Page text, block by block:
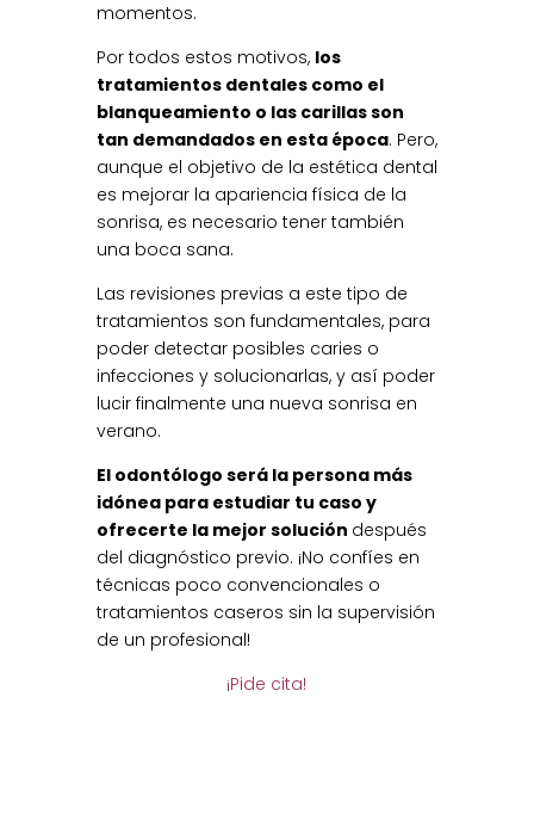
momentos.
Por todos estos motivos, los
tratamientos dentales como el
blanqueamiento o las carillas son
tan demandados en esta época. Pero,
aunque el objetivo de la estética dental
es mejorar la apariencia física de la
sonrisa, es necesario tener también
una boca sana.
Las revisiones previas a este tipo de
tratamientos son fundamentales, para
poder detectar posibles caries o
infecciones y solucionarlas, y así poder
lucir finalmente una nueva sonrisa en
verano.
El odontólogo será la persona más
idónea para estudiar tu caso y
ofrecerte la mejor solución después
del diagnóstico previo. ¡No confíes en
técnicas poco convencionales o
tratamientos caseros sin la supervisión
de un profesional!
¡Pide cita!